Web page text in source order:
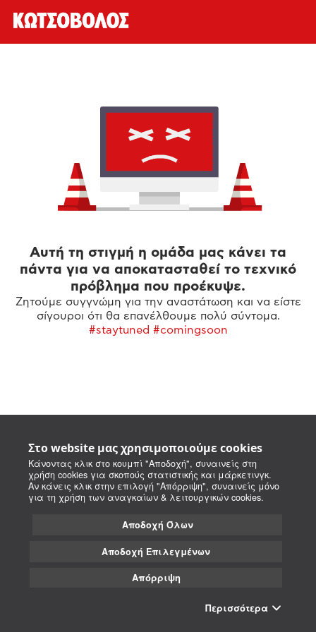
Στο website μας χρησιμοποιούμε cookies
Κάνοντας κλικ στο κουμπί "Αποδοχή", συναινείς στη
χρήση cookies για σκοπούς στατιστικής και μάρκετινγκ.
Αν κάνεις κλικ στην επιλογή "Απόρριψη", συναινείς μόνο
για τη χρήση των αναγκαίων & λειτουργικών cookies.
Αποδοχή Όλων
Αποδοχή Επιλεγμένων
Απόρριψη
Περισσότερα
Αυτή τη στιγμή η ομάδα μας κάνει τα
πάντα για να αποκατασταθεί το τεχνικό
πρόβλημα που προέκυψε.
Ζητούμε συγγνώμη για την αναστάτωση και να είστε
σίγουροι ότι θα επανέλθουμε πολύ σύντομα.
#staytuned #comingsoon